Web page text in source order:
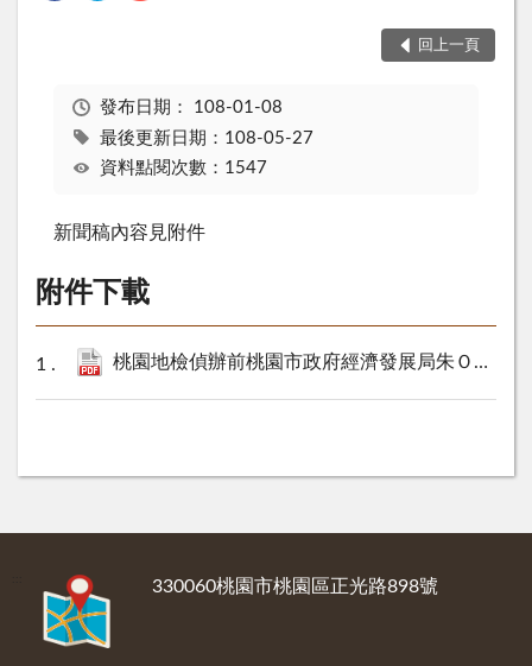
回上一頁
發布日期： 108-01-08
最後更新日期：108-05-27
資料點閱次數：1547
新聞稿內容見附件
附件下載
桃園地檢偵辦前桃園市政府經濟發展局朱Ｏ偉貪瀆案件.pdf
330060桃園市桃園區正光路898號